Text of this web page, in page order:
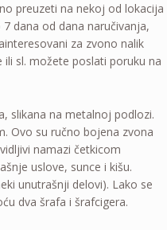
preuzeti na nekoj od lokacija
dana od dana naručivanja,
za zvono nalik
sl. možete poslati poruku na
slikana na metalnoj podlozi.
Ovo su ručno bojena zvona
namazi četkicom
uslove, sunce i kišu.
unutrašnji delovi). Lako se
dva šrafa i šrafcigera.